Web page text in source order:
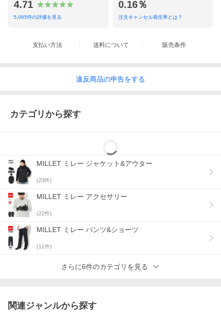
4.71
5,065件の評価を見る
0.16％
注文キャンセル発生率とは？
支払い方法 送料について 販売条件
違反商品の申告をする
カテゴリから探す
MILLET ミレー ジャケット&アウター
(23件)
MILLET ミレー アクセサリー
(22件)
MILLET ミレー パンツ&ショーツ
(11件)
さらに6件のカテゴリを見る
関連ジャンルから探す